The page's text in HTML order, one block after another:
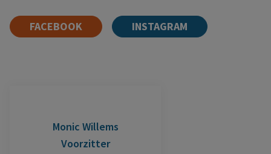
FACEBOOK INSTAGRAM
Monic Willems
Voorzitter